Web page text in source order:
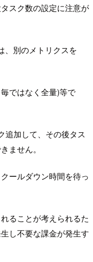
スク数の設定に注意が
、別のメトリクスを
ではなく全量)等で
追加して、その後タス
ません。
ールダウン時間を待っ
ることが考えられるた
し不要な課金が発生す